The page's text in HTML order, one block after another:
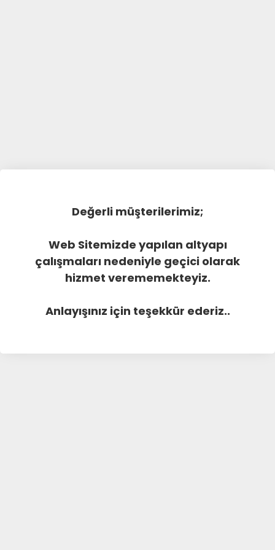
Değerli müşterilerimiz;
Web Sitemizde yapılan altyapı
çalışmaları nedeniyle geçici olarak
hizmet verememekteyiz.
Anlayışınız için teşekkür ederiz..